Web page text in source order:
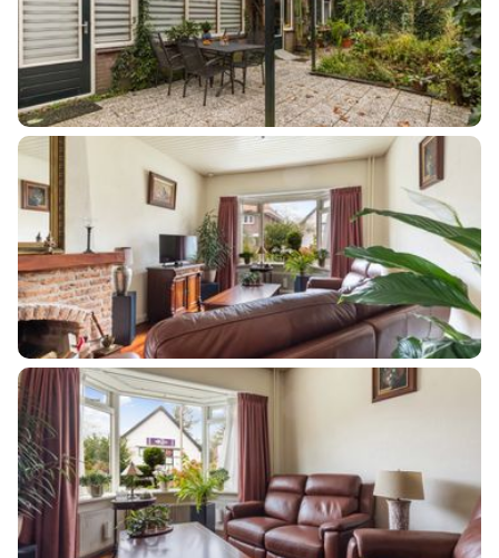
Tuin Achtertuin, voortuin, zijtuin
Achtertuin 66 m²
Ligging tuin Zuid